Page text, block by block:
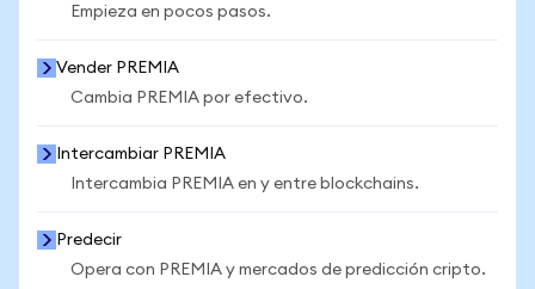
Empieza en pocos pasos.
Vender PREMIA
Cambia PREMIA por efectivo.
Intercambiar PREMIA
Intercambia PREMIA en y entre blockchains.
Predecir
Opera con PREMIA y mercados de predicción cripto.